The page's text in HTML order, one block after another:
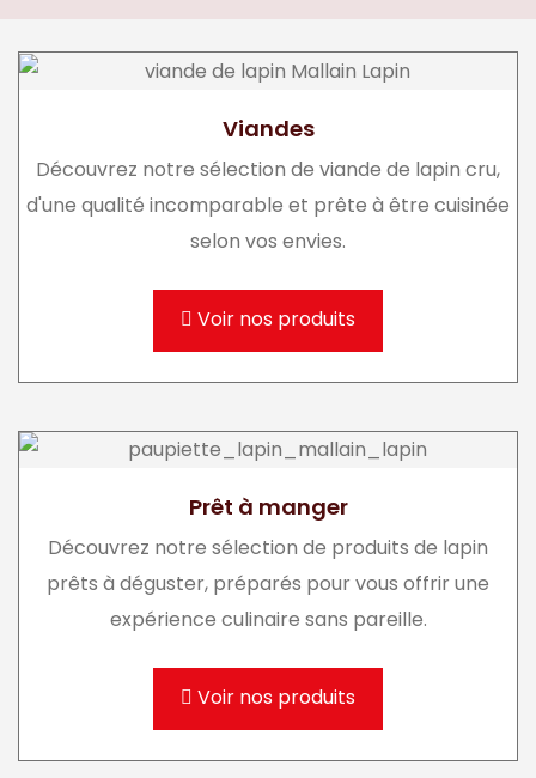
Viandes
Découvrez notre sélection de viande de lapin cru,
d'une qualité incomparable et prête à être cuisinée
selon vos envies.
Voir nos produits
Prêt à manger
Découvrez notre sélection de produits de lapin
prêts à déguster, préparés pour vous offrir une
expérience culinaire sans pareille.
Voir nos produits